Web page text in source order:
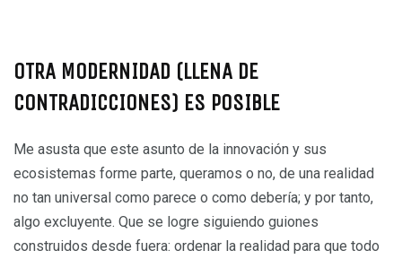
OTRA MODERNIDAD (LLENA DE
CONTRADICCIONES) ES POSIBLE
Me asusta que este asunto de la innovación y sus
ecosistemas forme parte, queramos o no, de una realidad
no tan universal como parece o como debería; y por tanto,
algo excluyente. Que se logre siguiendo guiones
construidos desde fuera: ordenar la realidad para que todo